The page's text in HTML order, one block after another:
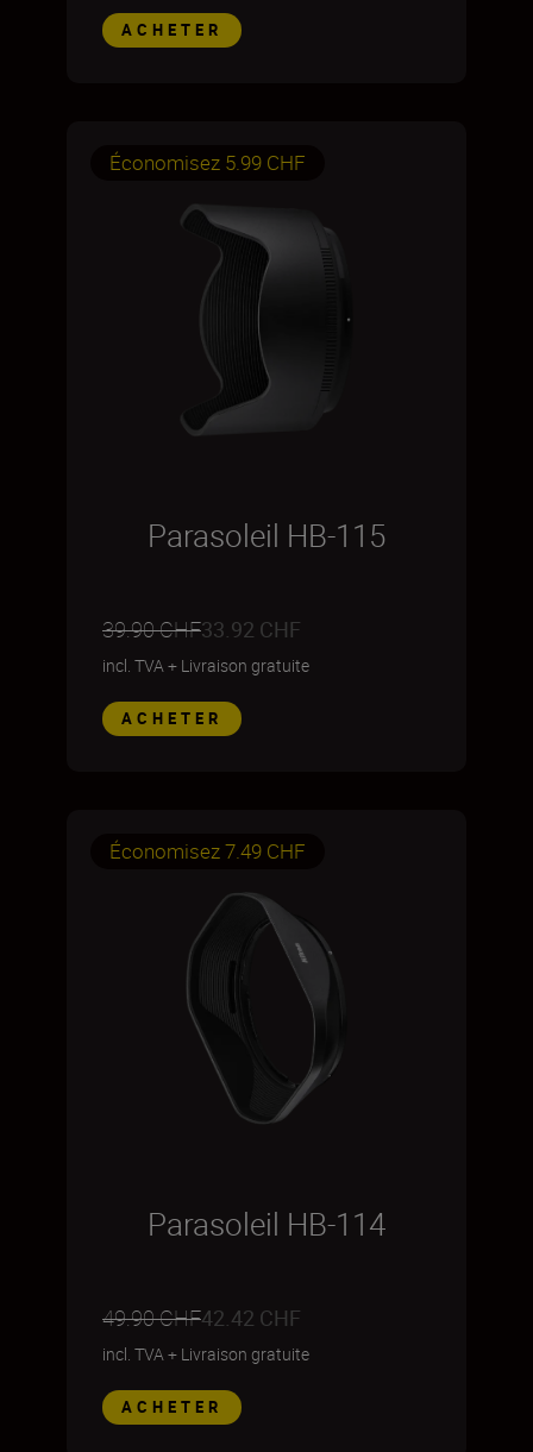
ACHETER
Économisez 5.99 CHF
Parasoleil HB-115
39.90 CHF33.92 CHF
incl. TVA+ Livraison gratuite
ACHETER
Économisez 7.49 CHF
Parasoleil HB-114
49.90 CHF42.42 CHF
incl. TVA+ Livraison gratuite
ACHETER